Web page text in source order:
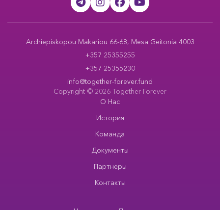
Archiepiskopou Makariou 66-68, Mesa Geitonia 4003
+357 25355255
+357 25355230
info@together-forever.fund
Copyright © 2026 Together Forever
О Нас
История
Команда
Документы
Партнеры
Контакты